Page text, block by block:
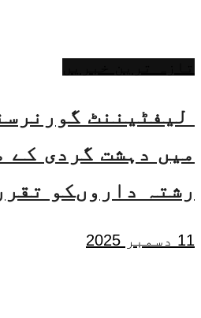
لیفٹیننٹ
میں دہشت گردی کے
رشتہ داروںکو
11 دسمبر 2025